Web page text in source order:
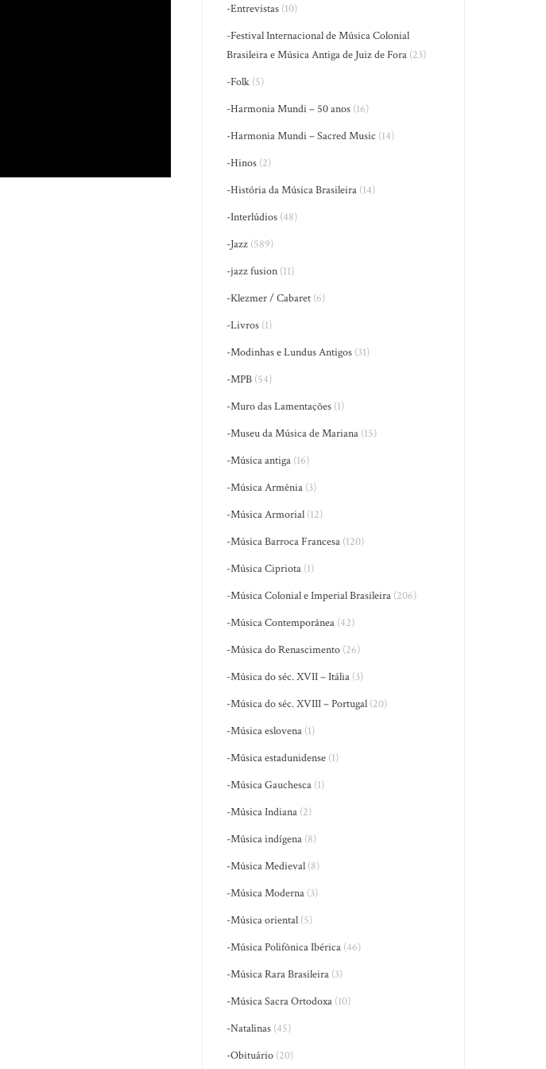
-Entrevistas (10)
-Festival Internacional de Música Colonial
Brasileira e Música Antiga de Juiz de Fora (23)
-Folk (5)
-Harmonia Mundi – 50 anos (16)
-Harmonia Mundi – Sacred Music (14)
-Hinos (2)
-História da Música Brasileira (14)
-Interlúdios (48)
-Jazz (589)
-jazz fusion (11)
-Klezmer / Cabaret (6)
-Livros (1)
-Modinhas e Lundus Antigos (31)
-MPB (54)
-Muro das Lamentações (1)
-Museu da Música de Mariana (15)
-Música antiga (16)
-Música Armênia (3)
-Música Armorial (12)
-Música Barroca Francesa (120)
-Música Cipriota (1)
-Música Colonial e Imperial Brasileira (206)
-Música Contemporânea (42)
-Música do Renascimento (26)
-Música do séc. XVII – Itália (3)
-Música do séc. XVIII – Portugal (20)
-Música eslovena (1)
-Música estadunidense (1)
-Música Gauchesca (1)
-Música Indiana (2)
-Música indígena (8)
-Música Medieval (8)
-Música Moderna (3)
-Música oriental (5)
-Música Polifônica Ibérica (46)
-Música Rara Brasileira (3)
-Música Sacra Ortodoxa (10)
-Natalinas (45)
-Obituário (20)